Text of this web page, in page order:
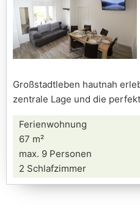
Großstadtleben hautnah
zentrale Lage und die
Ferienwohnung
67 m²
max. 9 Personen
2 Schlafzimmer